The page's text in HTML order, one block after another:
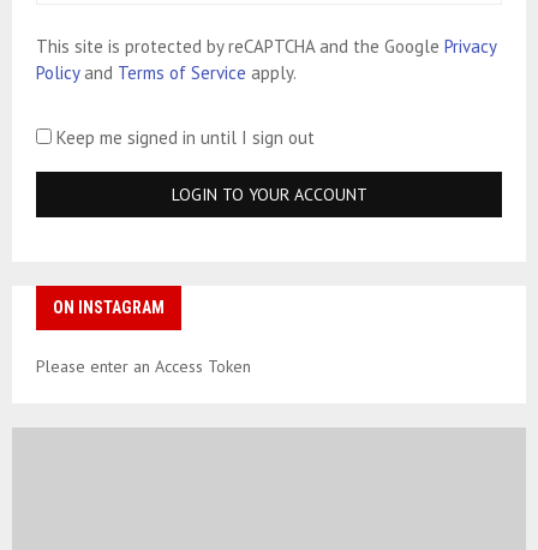
This site is protected by reCAPTCHA and the Google Privacy
Policyand Terms of Service apply.
Keep me signed in until I sign out
ON INSTAGRAM
Please enter an Access Token